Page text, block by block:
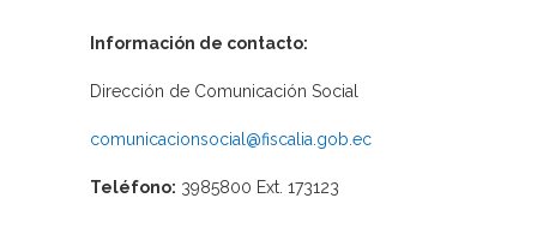
Información de contacto:
Dirección de Comunicación Social
comunicacionsocial@fiscalia.gob.ec
Teléfono: 3985800 Ext. 173123